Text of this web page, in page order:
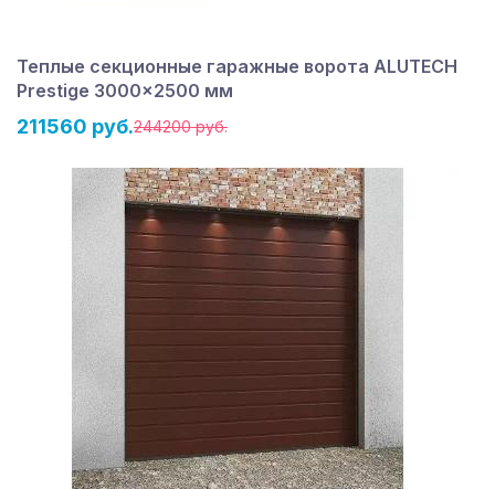
Теплые секционные гаражные ворота ALUTECH
Prestige 3000×2500 мм
211560 руб.244200 руб.